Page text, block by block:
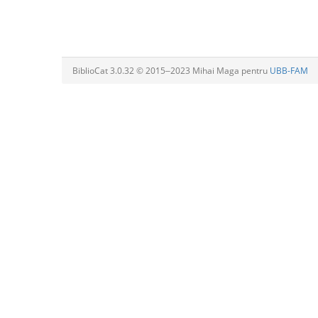
BiblioCat 3.0.32 © 2015‒2023 Mihai Maga pentru UBB-FAM